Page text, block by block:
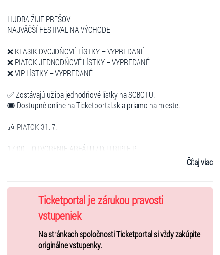
HUDBA ŽIJE PREŠOV
NAJVÄČŠÍ FESTIVAL NA VÝCHODE
❌ KLASIK DVOJDŇOVÉ LÍSTKY – VYPREDANÉ
❌ PIATOK JEDNODŇOVÉ LÍSTKY – VYPREDANÉ
❌ VIP LÍSTKY – VYPREDANÉ
✅ Zostávajú už iba jednodňové lístky na SOBOTU.
🎟️ Dostupné online na Ticketportal.sk a priamo na mieste.
🎶 PIATOK 31. 7.
17:00 – OTVORENIE AREÁLU / DJ TRIPLE P
21:00 – SARA RIKAS
22:00 – YZOMANDIAS
22:50 – RAPHAEL
00:15 – LUCA BRASSI10X
01:00 – SEPAR
Čítaj viac
Ticketportal je zárukou pravosti
vstupeniek
Na stránkach spoločnosti Ticketportal si vždy zakúpite
originálne vstupenky.